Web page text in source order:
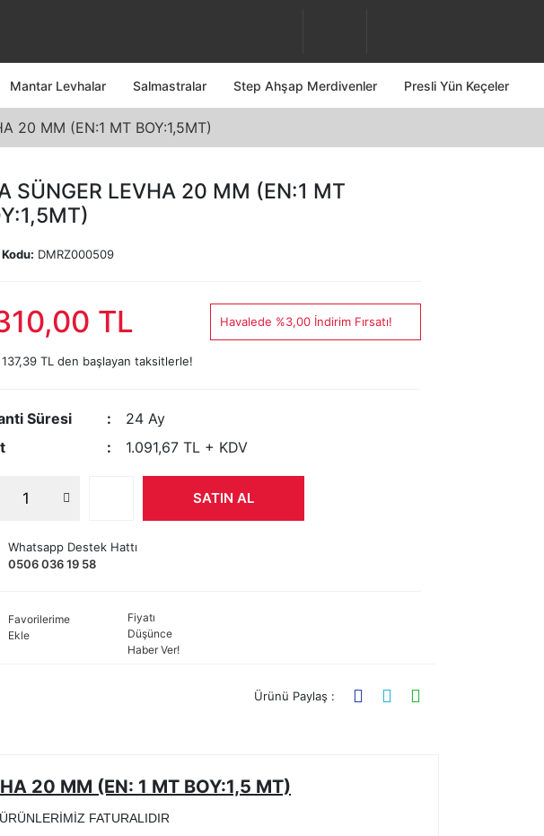
Mantar Levhalar Salmastralar Step Ahşap Merdivenler Presli Yün Keçeler
20 MM (EN:1 MT BOY:1,5MT)
SÜNGER LEVHA 20 MM (EN:1 MT
DMRZ000509
TL Havalede %3,00 İndirim Fırsatı!
TL den başlayan taksitlerle!
Süresi
24 Ay
1.091,67 TL + KDV
SATIN AL
Whatsapp Destek Hattı
0506 036 19 58
Favorilerime
Ekle
Fiyatı
Düşünce
Haber Ver!
Ürünü Paylaş :
20 MM (EN: 1 MT BOY:1,5 MT)
FATURALIDIR